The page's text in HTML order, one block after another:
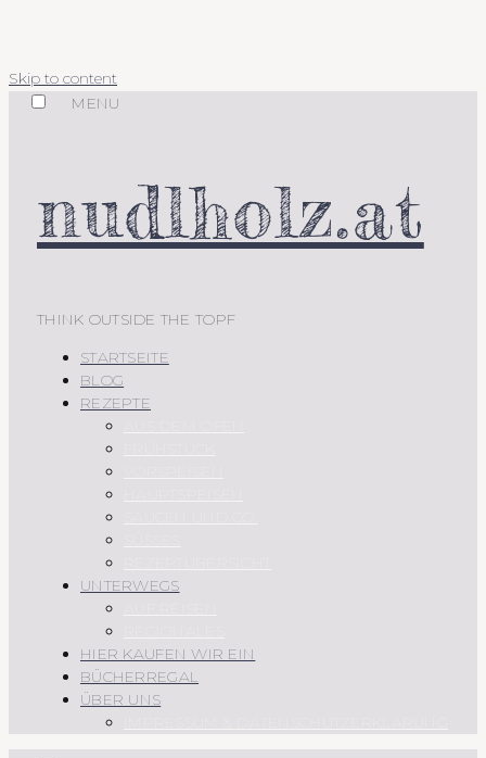
Skip to content
MENU
nudlholz.at
THINK OUTSIDE THE TOPF
STARTSEITE
BLOG
REZEPTE
UNTERWEGS
HIER KAUFEN WIR EIN
BÜCHERREGAL
ÜBER UNS